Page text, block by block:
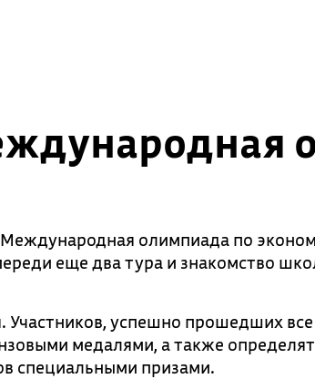
олимпиада по
еще два тура и знакомство
успешно прошедших
медалями, а также
специальными призами.